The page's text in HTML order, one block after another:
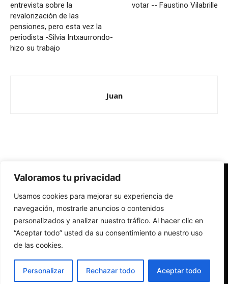
Valoramos tu privacidad
Usamos cookies para mejorar su experiencia de
navegación, mostrarle anuncios o contenidos
personalizados y analizar nuestro tráfico. Al hacer clic en
“Aceptar todo” usted da su consentimiento a nuestro uso
de las cookies.
Personalizar Rechazar todo Aceptar todo
entrevista sobre la
revalorización de las
pensiones, pero esta vez la
periodista -Silvia Intxaurrondo-
hizo su trabajo
votar -- Faustino Vilabrille
Juan
Redes Cristianas
Una mirada alternativa sobre la Iglesia católica y la sociedad
- Colectivos de Redes Cristianas